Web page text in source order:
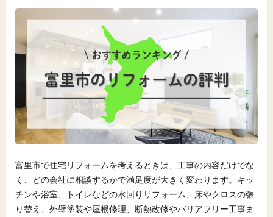
富里市で住宅リフォームを考えるときは、工事の内容だけでな
く、どの会社に相談するかで満足度が大きく変わります。キッ
チンや浴室、トイレなどの水回りリフォーム、床やクロスの張
り替え、外壁塗装や屋根修理、断熱改修やバリアフリー工事ま